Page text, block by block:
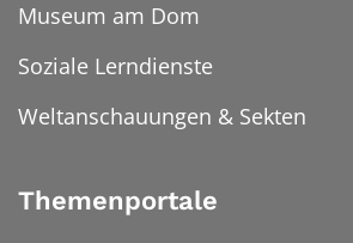
Museum am Dom
Soziale Lerndienste
Weltanschauungen & Sekten
Themenportale